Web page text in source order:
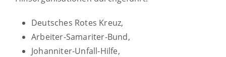
Deutsches Rotes Kreuz,
Arbeiter-Samariter-Bund,
Johanniter-Unfall-Hilfe,